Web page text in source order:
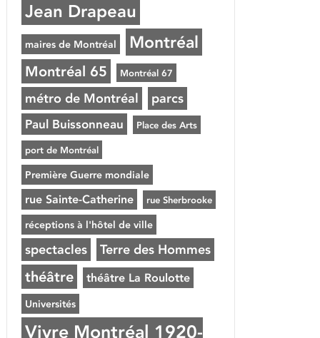
Jean Drapeau
maires de Montréal Montréal
Montréal 65 Montréal 67
métro de Montréal parcs
Paul Buissonneau Place des Arts
port de Montréal
Première Guerre mondiale
rue Sainte-Catherine rue Sherbrooke
réceptions à l'hôtel de ville
spectacles Terre des Hommes
théâtre théâtre La Roulotte
Universités
Vivre Montréal 1920-